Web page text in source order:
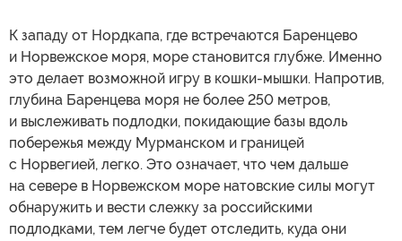
К западу от Нордкапа, где встречаются Баренцево
и Норвежское моря, море становится глубже. Именно
это делает возможной игру в кошки-мышки. Напротив,
глубина Баренцева моря не более 250 метров,
и выслеживать подлодки, покидающие базы вдоль
побережья между Мурманском и границей
с Норвегией, легко. Это означает, что чем дальше
на севере в Норвежском море натовские силы могут
обнаружить и вести слежку за российскими
подлодками, тем легче будет отследить, куда они